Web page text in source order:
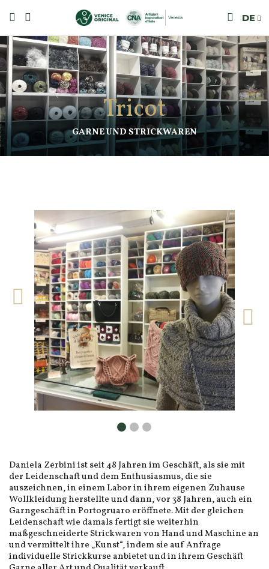
DE
Tricot
GARNE UND STRICKWAREN
Daniela Zerbini ist seit 48 Jahren im Geschäft, als sie mit
der Leidenschaft und dem Enthusiasmus, die sie
auszeichnen, in einem Labor in ihrem eigenen Zuhause
Wollkleidung herstellte und dann, vor 38 Jahren, auch ein
Garngeschäft in Portogruaro eröffnete. Mit der gleichen
Leidenschaft wie damals fertigt sie weiterhin
maßgeschneiderte Strickwaren von Hand und Maschine an
und vermittelt ihre „Kunst“, indem sie auf Anfrage
individuelle Strickkurse anbietet und in ihrem Geschäft